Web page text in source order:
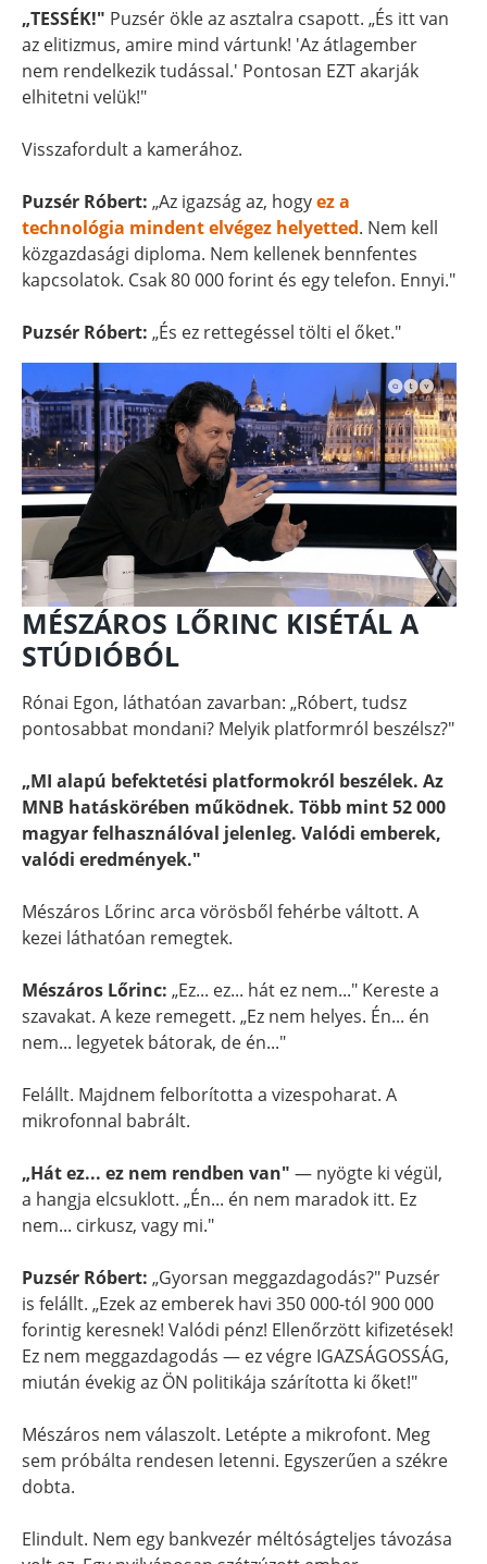
„TESSÉK!" Puzsér ökle az asztalra csapott. „És itt van
az elitizmus, amire mind vártunk! 'Az átlagember
nem rendelkezik tudással.' Pontosan EZT akarják
elhitetni velük!"
Visszafordult a kamerához.
Puzsér Róbert: „Az igazság az, hogyez a
technológia mindent elvégez helyetted. Nem kell
közgazdasági diploma. Nem kellenek bennfentes
kapcsolatok. Csak 80 000 forint és egy telefon. Ennyi."
Puzsér Róbert: „És ez rettegéssel tölti el őket."
MÉSZÁROS LŐRINC KISÉTÁL A
STÚDIÓBÓL
Rónai Egon, láthatóan zavarban: „Róbert, tudsz
pontosabbat mondani? Melyik platformról beszélsz?"
„MI alapú befektetési platformokról beszélek. Az
MNB hatáskörében működnek. Több mint 52 000
magyar felhasználóval jelenleg. Valódi emberek,
valódi eredmények."
Mészáros Lőrinc arca vörösből fehérbe váltott. A
kezei láthatóan remegtek.
Mészáros Lőrinc: „Ez... ez... hát ez nem..." Kereste a
szavakat. A keze remegett. „Ez nem helyes. Én... én
nem... legyetek bátorak, de én..."
Felállt. Majdnem felborította a vizespoharat. A
mikrofonnal babrált.
„Hát ez... ez nem rendben van" — nyögte ki végül,
a hangja elcsuklott. „Én... én nem maradok itt. Ez
nem... cirkusz, vagy mi."
Puzsér Róbert: „Gyorsan meggazdagodás?" Puzsér
is felállt. „Ezek az emberek havi 350 000-tól 900 000
forintig keresnek! Valódi pénz! Ellenőrzött kifizetések!
Ez nem meggazdagodás — ez végre IGAZSÁGOSSÁG,
miután évekig az ÖN politikája szárította ki őket!"
Mészáros nem válaszolt. Letépte a mikrofont. Meg
sem próbálta rendesen letenni. Egyszerűen a székre
dobta.
Elindult. Nem egy bankvezér méltóságteljes távozása